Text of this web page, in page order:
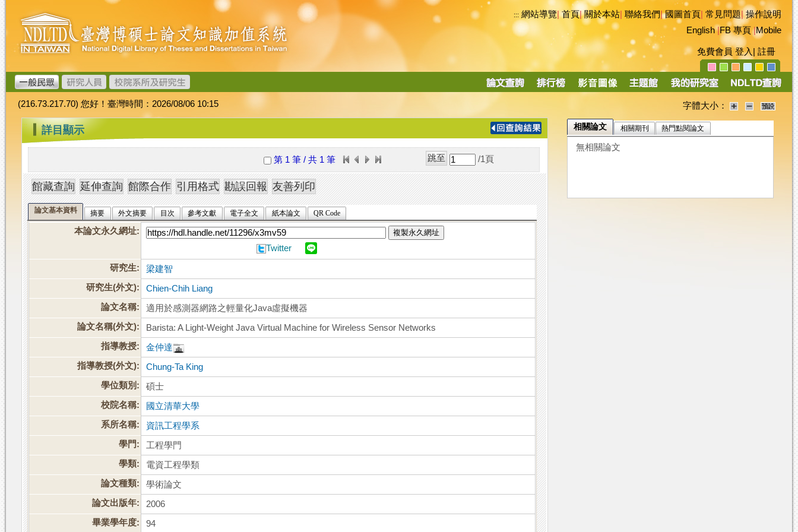
跳
到
主
要
內
容
臺
灣
博
碩
士
論
文
加
值
系
統
::: 網站導覽|首頁|關於本站 聯絡我們|國圖首頁 常見問題|操作說明
English|FB 專頁|Mobile
免費會員 登入 註冊
導
(216.73.217.70) 您好！臺灣時間：2026/08/06 10:15 字體大小：
::: 詳目顯示
第 1 筆 / 共 1 筆 /1 頁
論文基本資料 摘要 外文摘要 目次 參考文獻 電子全文 紙本論文 QR Code
本論文永久網址: 複製永久網址
Twitter
研究生:
梁建智
研究生(外文):
Chien-Chih Liang
論文名稱:
適用於感測器網路之輕量化Java虛擬機器
論文名稱(外文):
Barista: A Light-Weight Java Virtual Machine for Wireless Sensor Networks
指導教授:
金仲達
指導教授(外文):
Chung-Ta King
學位類別:
碩士
校院名稱:
國立清華大學
系所名稱:
資訊工程學系
學門:
工程學門
學類:
電資工程學類
論文種類:
學術論文
論文出版年:
2006
畢業學年度:
94
相關論文 相關期刊 熱門點閱論文
無相關論文